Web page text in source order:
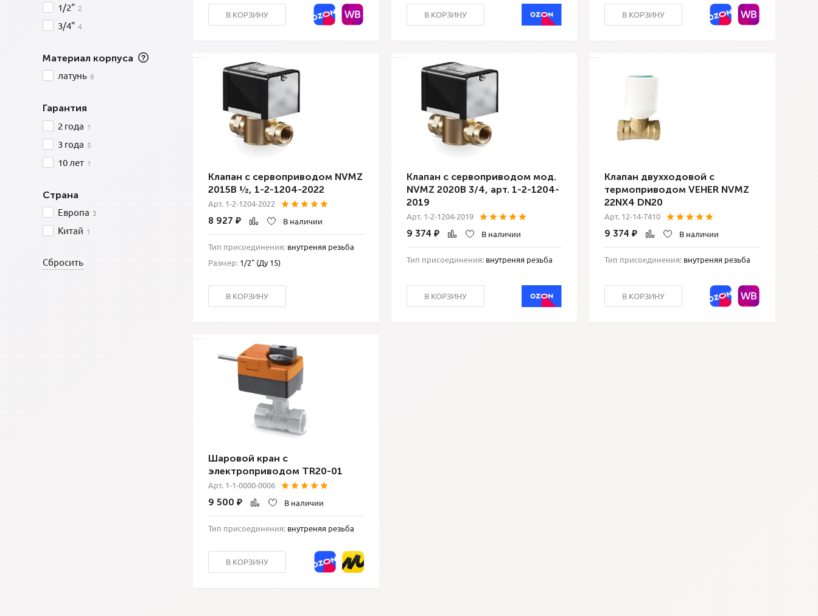
1/2" 2
3/4" 4
Материал корпуса
латунь 6
Гарантия
2 года 1
3 года 5
10 лет 1
Страна
Европа 3
Китай 1
В КОРЗИНУ В КОРЗИНУ В КОРЗИНУ
Клапан с сервоприводом NVMZ
2015В ½, 1-2-1204-2022
Арт. 1-2-1204-2022
8 927₽ В наличии
Тип присоединения: внутреняя резьба
Размер: 1/2" (Ду 15)
В КОРЗИНУ
Клапан с сервоприводом мод.
NVMZ 2020В 3/4, арт. 1-2-1204-
2019
Арт. 1-2-1204-2019
9 374 ₽ В наличии
Тип присоединения:внутреняя резьба
В КОРЗИНУ
Клапан двухходовой с
термоприводом VEHER NVMZ
22NX4 DN20
Арт. 12-14-7410
9 374₽ В наличии
Тип присоединения: внутреняя резьба
В КОРЗИНУ
Шаровой кран с
электроприводом TR20-01
Арт. 1-1-0000-0006
9 500₽ В наличии
Тип присоединения: внутреняя резьба
В КОРЗИНУ